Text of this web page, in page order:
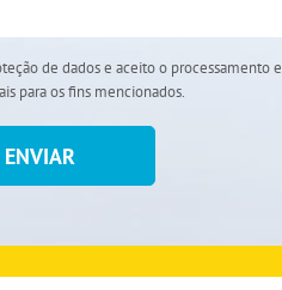
de dados e aceito o processamento e
para os fins mencionados.
ENVIAR